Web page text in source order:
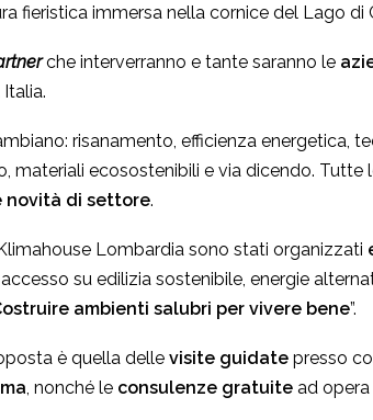
fieristica immersa nella cornice del Lago di
che interverranno e tante saranno le
risanamento, efficienza energetica,
materiali ecosostenibili e via dicendo.
novità di settore.
Lombardia sono stati organizzati
su edilizia sostenibile, energie
ambienti salubri per vivere bene”.
è quella delle visite guidate presso
, nonché le consulenze gratuite ad opera